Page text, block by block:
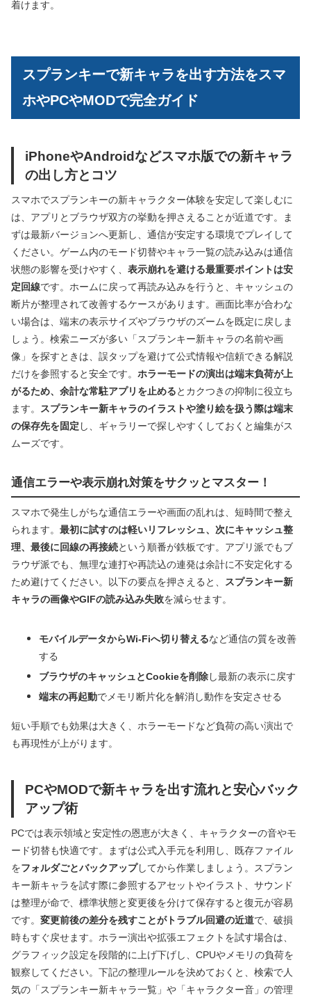
着けます。
スプランキーで新キャラを出す方法をスマ
ホやPCやMODで完全ガイド
iPhoneやAndroidなどスマホ版での新キャラ
の出し方とコツ
スマホでスプランキーの新キャラクター体験を安定して楽しむに
は、アプリとブラウザ双方の挙動を押さえることが近道です。ま
ずは最新バージョンへ更新し、通信が安定する環境でプレイして
ください。ゲーム内のモード切替やキャラ一覧の読み込みは通信
状態の影響を受けやすく、 表示崩れを避ける最重要ポイントは安
定回線です。ホームに戻って再読み込みを行うと、キャッシュの
断片が整理されて改善するケースがあります。画面比率が合わな
い場合は、端末の表示サイズやブラウザのズームを既定に戻しま
しょう。検索ニーズが多い「スプランキー新キャラの名前や画
像」を探すときは、誤タップを避けて公式情報や信頼できる解説
だけを参照すると安全です。 ホラーモードの演出は端末負荷が上
がるため、余計な常駐アプリを止めるとカクつきの抑制に役立ち
ます。
スプランキー新キャラのイラストや塗り絵を扱う際は端末
の保存先を固定 し、ギャラリーで探しやすくしておくと編集がス
ムーズです。
通信エラーや表示崩れ対策をサクッとマスター！
スマホで発生しがちな通信エラーや画面の乱れは、短時間で整え
られます。 最初に試すのは軽いリフレッシュ、次にキャッシュ整
理、最後に回線の再接続という順番が鉄板です。アプリ派でもブ
ラウザ派でも、無理な連打や再読込の連発は余計に不安定化する
ため避けてください。以下の要点を押さえると、
スプランキー新
キャラの画像やGIFの読み込み失敗を減らせます。
モバイルデータからWi‑Fiへ切り替えるなど通信の質を改善
する
ブラウザのキャッシュとCookieを削除し最新の表示に戻す
端末の再起動でメモリ断片化を解消し動作を安定させる
短い手順でも効果は大きく、ホラーモードなど負荷の高い演出で
も再現性が上がります。
PCやMODで新キャラを出す流れと安心バック
アップ術
PCでは表示領域と安定性の恩恵が大きく、キャラクターの音やモ
ード切替も快適です。まずは公式入手元を利用し、既存ファイル
をフォルダごとバックアップしてから作業しましょう。スプラン
キー新キャラを試す際に参照するアセットやイラスト、サウンド
は整理が命で、標準状態と変更後を分けて保存すると復元が容易
です。 変更前後の差分を残すことがトラブル回避の近道で、破損
時もすぐ戻せます。ホラー演出や拡張エフェクトを試す場合は、
グラフィック設定を段階的に上げ下げし、CPUやメモリの負荷を
観察してください。下記の整理ルールを決めておくと、検索で人
気の「スプランキー新キャラ一覧」や「キャラクター音」の管理